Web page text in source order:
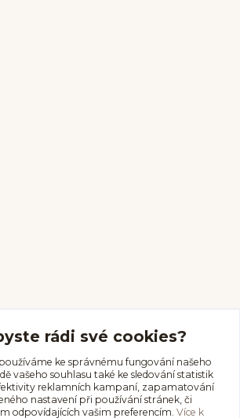
681 038
9-18 hod.)
rádi své cookies?
ke správnému fungování našeho
vašeho souhlasu také ke sledování statistik
reklamních kampaní, zapamatování
nastavení při používání stránek, či
odpovídajících vašim preferencím. Více k